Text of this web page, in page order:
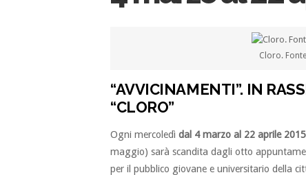
Cloro.
“AVVICINAMENTI”. IN
“CLORO”
Ogni mercoledì dal 4 marzo al 22 aprile 2015
maggio) sarà scandita dagli otto
per il pubblico giovane e universitario della